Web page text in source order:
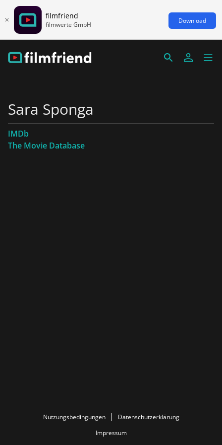
filmfriend
filmwerte GmbH Download
Sara Sponga
IMDb
The Movie Database
Nutzungsbedingungen
Datenschutzerklärung
Impressum